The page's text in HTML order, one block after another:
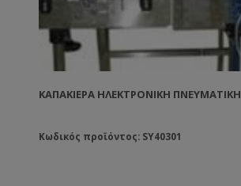
ΚΑΠΑΚΙΈΡΑ ΗΛΕΚΤΡΟΝΙΚΉ ΠΝΕΥΜΑΤΙΚΉ
Κωδικός προϊόντος: SY40301